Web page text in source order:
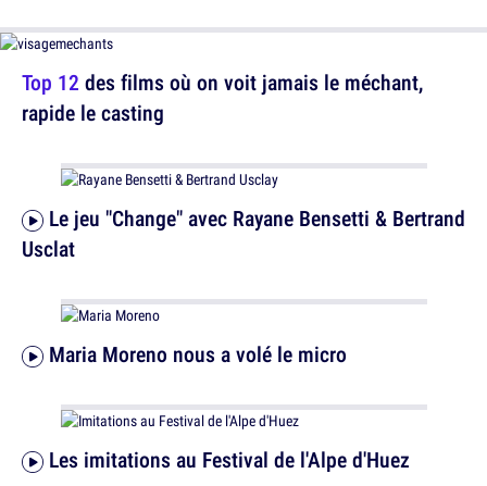
Usclat
Top 12 des films où on voit jamais le méchant,
rapide le casting
Maria Moreno nous a volé le micro
Les imitations au Festival de l'Alpe d'Huez